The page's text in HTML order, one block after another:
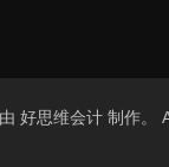
好思维会计 制作。